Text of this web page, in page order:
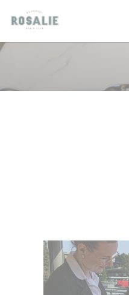
Cookie管理面板